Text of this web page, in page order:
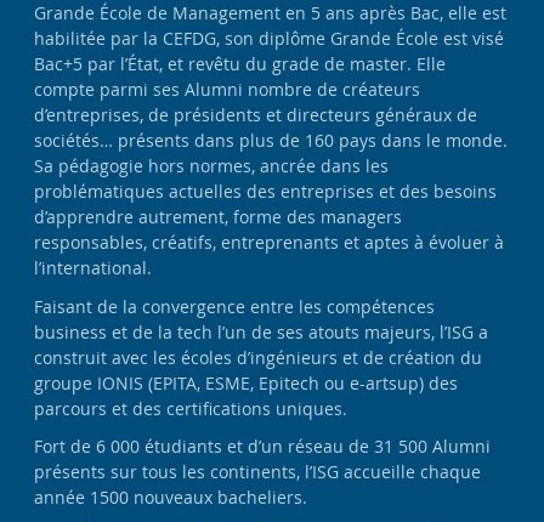
Grande École de Management en 5 ans après Bac, elle est
habilitée par la CEFDG, son diplôme Grande École est visé
Bac+5 par l’État, et revêtu du grade de master. Elle
compte parmi ses Alumni nombre de créateurs
d’entreprises, de présidents et directeurs généraux de
sociétés… présents dans plus de 160 pays dans le monde.
Sa pédagogie hors normes, ancrée dans les
problématiques actuelles des entreprises et des besoins
d’apprendre autrement, forme des managers
responsables, créatifs, entreprenants et aptes à évoluer à
l’international.
Faisant de la convergence entre les compétences
business et de la tech l’un de ses atouts majeurs, l’ISG a
construit avec les écoles d’ingénieurs et de création du
groupe IONIS (EPITA, ESME, Epitech ou e-artsup) des
parcours et des certifications uniques.
Fort de 6 000 étudiants et d’un réseau de 31 500 Alumni
présents sur tous les continents, l’ISG accueille chaque
année 1500 nouveaux bacheliers.